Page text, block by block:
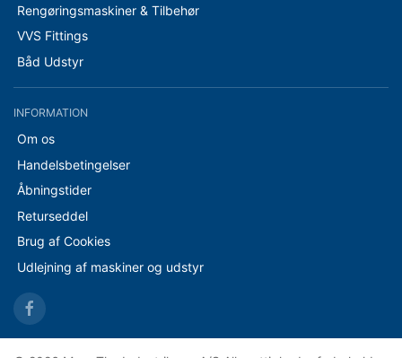
Rengøringsmaskiner & Tilbehør
VVS Fittings
Båd Udstyr
INFORMATION
Om os
Handelsbetingelser
Åbningstider
Returseddel
Brug af Cookies
Udlejning af maskiner og udstyr